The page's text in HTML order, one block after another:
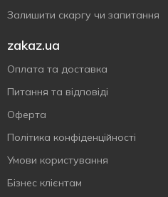
Залишити скаргу чи запитання
zakaz.ua
Оплата та доставка
Питання та відповіді
Оферта
Політика конфіденційності
Умови користування
Бізнес клієнтам